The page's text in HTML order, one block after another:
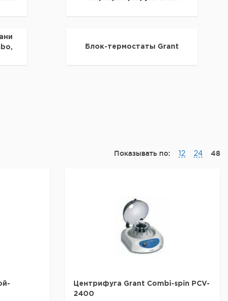
Блок-термостаты Grant
Показывать по: 12 24 48
Центрифуга Grant Combi-spin PCV-
2400